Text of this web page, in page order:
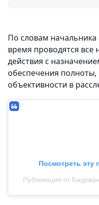
По словам
время проводятся
действия с
обеспечения полноты,
объективности в
Посмотреть эту
Публикация от